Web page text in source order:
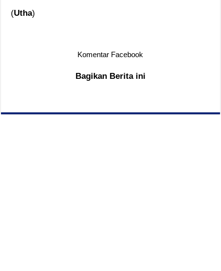
(Utha)
Komentar Facebook
Bagikan Berita ini